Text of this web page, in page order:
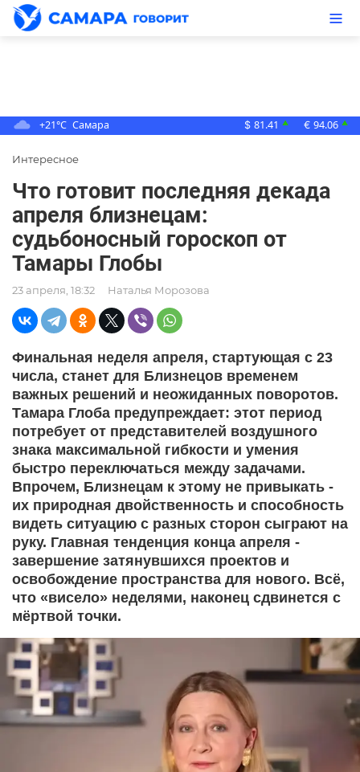
+21°C Самара $ 81.41 ▲ € 94.06 ▲
Интересное
Что готовит последняя декада
апреля близнецам:
судьбоносный гороскоп от
Тамары Глобы
23 апреля, 18:32 Наталья Морозова
Финальная неделя апреля, стартующая с 23
числа, станет для Близнецов временем
важных решений и неожиданных поворотов.
Тамара Глоба предупреждает: этот период
потребует от представителей воздушного
знака максимальной гибкости и умения
быстро переключаться между задачами.
Впрочем, Близнецам к этому не привыкать -
их природная двойственность и способность
видеть ситуацию с разных сторон сыграют на
руку. Главная тенденция конца апреля -
завершение затянувшихся проектов и
освобождение пространства для нового. Всё,
что «висело» неделями, наконец сдвинется с
мёртвой точки.